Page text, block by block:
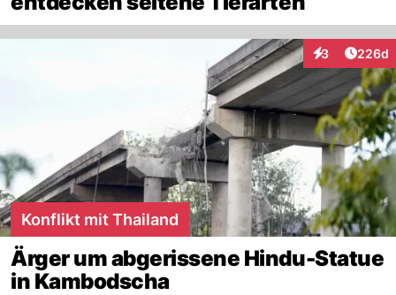
3
Interaktionen
226d
Konflikt mit Thailand
Ärger um abgerissene Hindu-Statue
in Kambodscha